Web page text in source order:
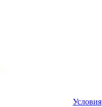
Условия